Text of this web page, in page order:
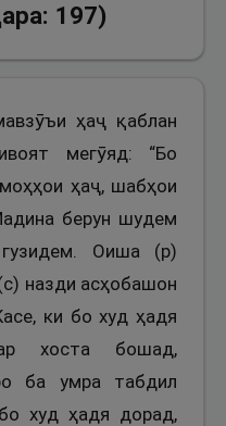
197)
ҳаҷ қаблан
мегӯяд: “Бо
ҳаҷ, шабҳои
берун шудем
Оиша (р)
назди асҳобашон
ки бо худ ҳадя
хоста бошад,
ба умра табдил
худ ҳадя дорад,